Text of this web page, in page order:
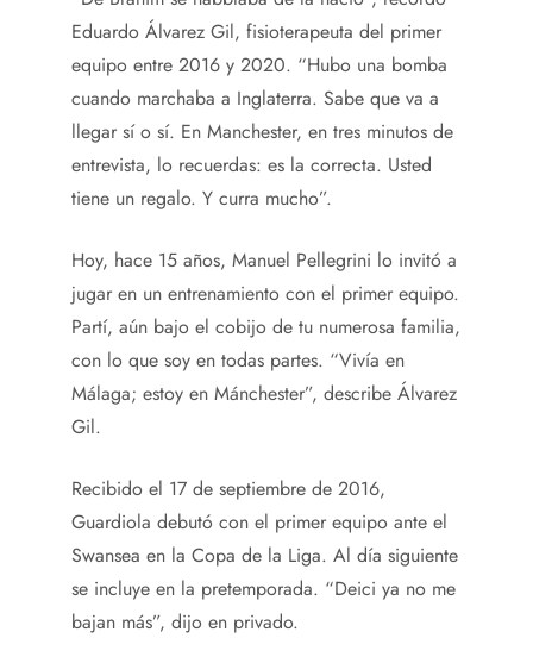
Eduardo Álvarez Gil, fisioterapeuta del primer
equipo entre 2016 y 2020. “Hubo una bomba
cuando marchaba a Inglaterra. Sabe que va a
llegar sí o sí. En Manchester, en tres minutos de
entrevista, lo recuerdas: es la correcta. Usted
tiene un regalo. Y curra mucho”.
Hoy, hace 15 años, Manuel Pellegrini lo invitó a
jugar en un entrenamiento con el primer equipo.
Partí, aún bajo el cobijo de tu numerosa familia,
con lo que soy en todas partes. “Vivía en
Málaga; estoy en Mánchester”, describe Álvarez
Gil.
Recibido el 17 de septiembre de 2016,
Guardiola debutó con el primer equipo ante el
Swansea en la Copa de la Liga. Al día siguiente
se incluye en la pretemporada. “Deici ya no me
bajan más”, dijo en privado.